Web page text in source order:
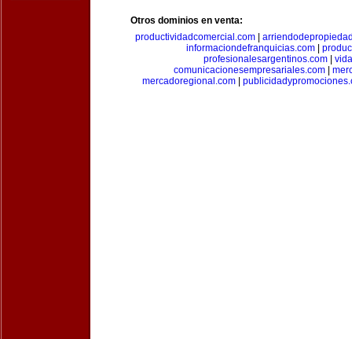
Otros dominios en venta:
productividadcomercial.com
informaciondefranquicias.com
profesionalesargentinos.com|
comunicacionesempresariales.com
mercadoregional.com